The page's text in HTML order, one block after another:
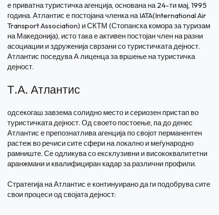
е приватна туристичка агенција, основана на 24-ти мај, 1995
година. Атлантис е постојана членка на IATA(International Air
Transport Association) и СКТМ (Стопанска комора за туризам
на Македонија), исто така е активен постојан член на разни
асоциации и здруженија сврзани со туристичката дејност.
Атлантис поседува А лиценца за вршење на туристичка
дејност.
Т.А. Атлантис
одсекогаш завзема солидно место и сериозен пристап во
туристичката дејност. Од своето постоење, па до денес
Атлантис е препознатлива агенција по својот перманентен
растеж во речиси сите сфери на локално и меѓународно
рамниште. Се одликува со ексклузивни и висококвалитетни
аранжмани и квалифициран кадар за различни профили.
Стратегија на Атлантис е континуирано да ги подобрува сите
свои процеси од својата дејност: